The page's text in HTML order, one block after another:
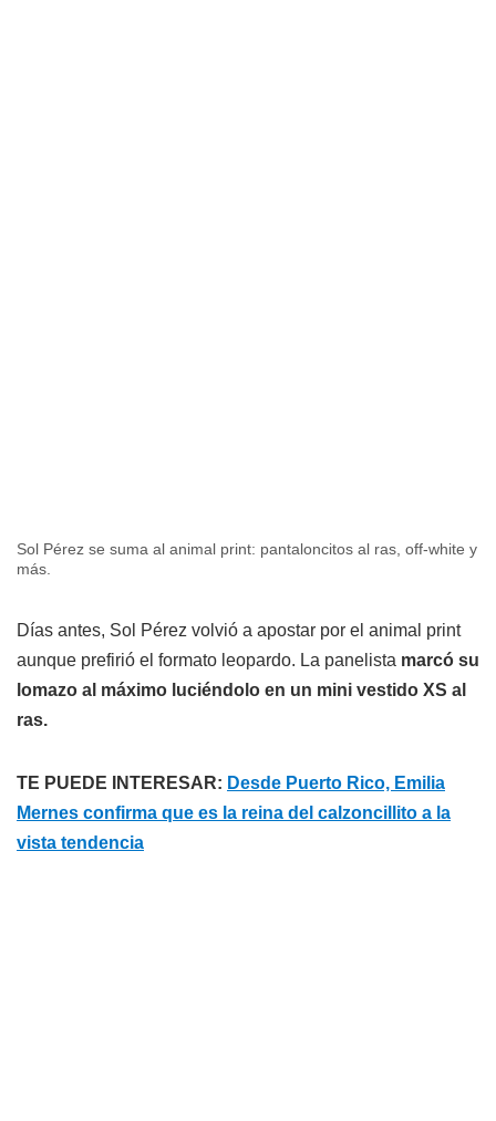
Sol Pérez se suma al animal print: pantaloncitos al ras, off-white y
más.
Días antes, Sol Pérez volvió a apostar por el animal print
aunque prefirió el formato leopardo. La panelista marcó su
lomazo al máximo luciéndolo en un mini vestido XS al
ras.
TE PUEDE INTERESAR: Desde Puerto Rico, Emilia
Mernes confirma que es la reina del calzoncillito a la
vista tendencia